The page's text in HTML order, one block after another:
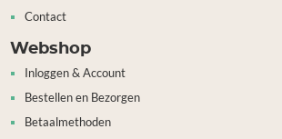
Contact
Webshop
Inloggen & Account
Bestellen en Bezorgen
Betaalmethoden